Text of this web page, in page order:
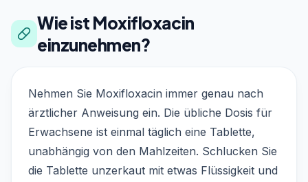
Wie ist Moxifloxacin
einzunehmen?
Nehmen Sie Moxifloxacin immer genau nach
ärztlicher Anweisung ein. Die übliche Dosis für
Erwachsene ist einmal täglich eine Tablette,
unabhängig von den Mahlzeiten. Schlucken Sie
die Tablette unzerkaut mit etwas Flüssigkeit und